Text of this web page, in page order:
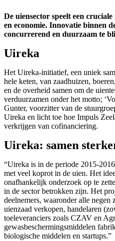
De uiensector speelt een
en economie. Innovatie binnen
concurrerend en duurzaam te
Uireka
Het Uireka-initiatief, een uniek
hele keten, van zaadhuizen,
en de overheid samen om de
verduurzamen onder het motto;
Gunter, voorzitter van de
Uireka en licht toe hoe Impuls
verkrijgen van cofinanciering.
Uireka: samen
“Uireka is in de periode 2015-
met veel koprot in de uien. Het
onafhankelijk onderzoek op te
in de sector betrokken zijn. Het
deelnemers, waaronder alle
uienzaad verkopen, handelaren
toeleveranciers zoals CZAV en
gewasbeschermingsmiddelen
biologische middelen en startups.”